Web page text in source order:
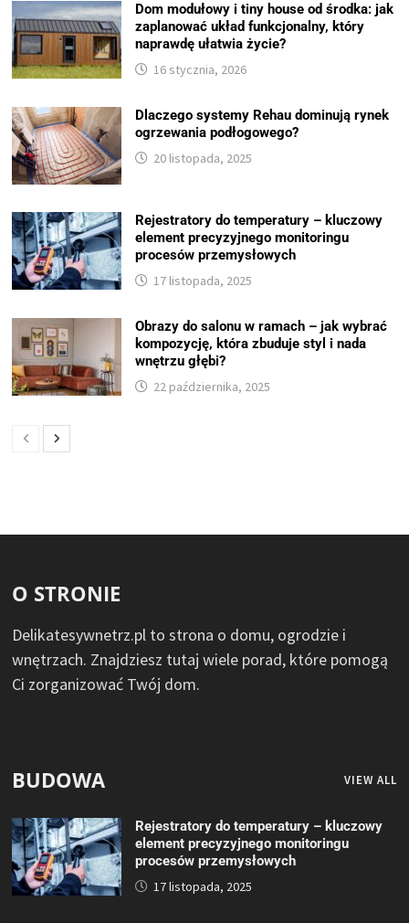
Dom modułowy i tiny house od środka: jak
zaplanować układ funkcjonalny, który
naprawdę ułatwia życie?
16 stycznia, 2026
Dlaczego systemy Rehau dominują rynek
ogrzewania podłogowego?
20 listopada, 2025
Rejestratory do temperatury – kluczowy
element precyzyjnego monitoringu
procesów przemysłowych
17 listopada, 2025
Obrazy do salonu w ramach – jak wybrać
kompozycję, która zbuduje styl i nada
wnętrzu głębi?
22 października, 2025
O STRONIE
Delikatesywnetrz.pl to strona o domu, ogrodzie i
wnętrzach. Znajdziesz tutaj wiele porad, które pomogą
Ci zorganizować Twój dom.
BUDOWA VIEW ALL
Rejestratory do temperatury – kluczowy
element precyzyjnego monitoringu
procesów przemysłowych
17 listopada, 2025